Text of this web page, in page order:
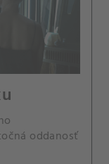
oddanosť